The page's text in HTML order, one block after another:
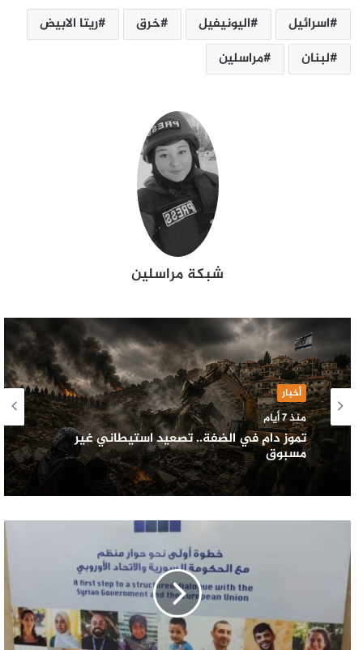
اسرائيل اليونيفيل خرق
ريتا الابيض
لبنان
مراسلين
شبكة مراسلين
أخبار
منذ 7 أيام
تموز دامٍ في الضفة.. تصعيد استيطاني غير
مسبوق